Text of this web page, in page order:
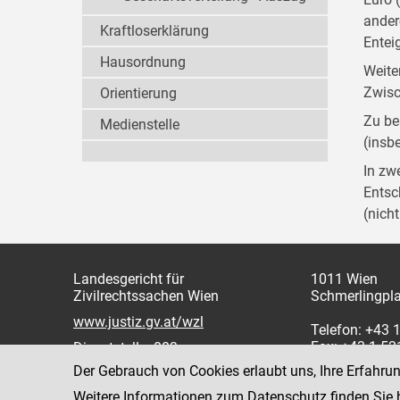
Zu
In
Kraftloserklärung
Hausordnung
Orientierung
Medienstelle
Landesgericht für
Zivilrechtssachen Wien
www.justiz.gv.at/wzl
Dienststelle: 003
1011 Wien
Telefon: +43
Fax: +43 1
Der Gebrauch von Cookies erlaubt uns, Ihre